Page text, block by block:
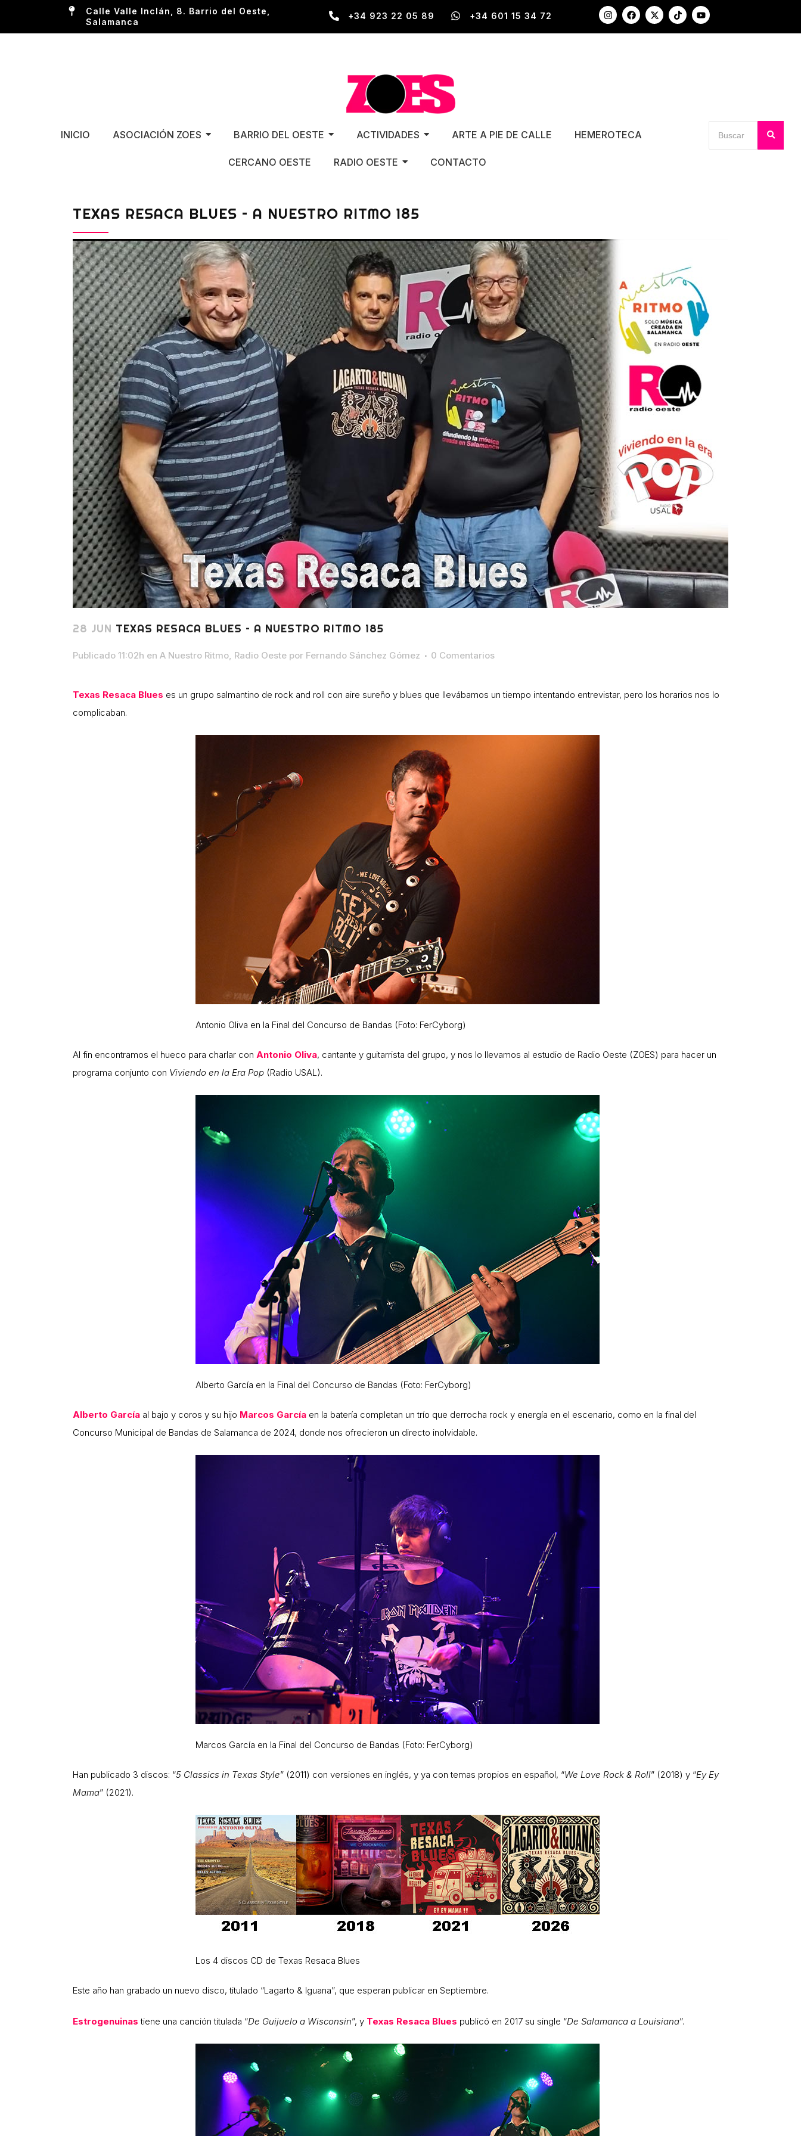
Calle Valle Inclán, 8. Barrio del Oeste,
Salamanca
+34 923 22 05 89 +34 601 15 34 72
INICIO ASOCIACIÓN ZOES BARRIO DEL OESTE ACTIVIDADES ARTE A PIE DE CALLE HEMEROTECA
CERCANO OESTE RADIO OESTE CONTACTO
TEXAS RESACA BLUES – A NUESTRO RITMO 185
28 JUN TEXAS RESACA BLUES – A NUESTRO RITMO 185
Publicado 11:02h en A Nuestro Ritmo Radio Oeste por Fernando Sánchez Gómez 0 Comentarios
Texas Resaca Blues es un grupo salmantino de rock and roll con aire sureño y blues que llevábamos un tiempo intentando entrevistar, pero los horarios nos lo
complicaban.
Antonio Oliva en la Final del Concurso de Bandas (Foto: FerCyborg)
Al fin encontramos el hueco para charlar con Antonio Oliva, cantante y guitarrista del grupo, y nos lo llevamos al estudio de Radio Oeste (ZOES) para hacer un
programa conjunto con Viviendo en la Era Pop (Radio USAL).
Alberto García en la Final del Concurso de Bandas (Foto: FerCyborg)
Alberto García al bajo y coros y su hijo Marcos García en la batería completan un trío que derrocha rock y energía en el escenario, como en la final del
Concurso Municipal de Bandas de Salamanca de 2024, donde nos ofrecieron un directo inolvidable.
Marcos García en la Final del Concurso de Bandas (Foto: FerCyborg)
Han publicado 3 discos: “5 Classics in Texas Style” (2011) con versiones en inglés, y ya con temas propios en español, “We Love Rock & Roll” (2018) y “Ey Ey
Mama” (2021).
Los 4 discos CD de Texas Resaca Blues
Este año han grabado un nuevo disco, titulado “Lagarto & Iguana”, que esperan publicar en Septiembre.
Estrogenuinas tiene una canción titulada “De Guijuelo a Wisconsin”, y Texas Resaca Blues publicó en 2017 su single “De Salamanca a Louisiana”.